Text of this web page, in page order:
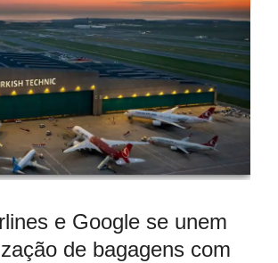
e Google se unem
de bagagens com